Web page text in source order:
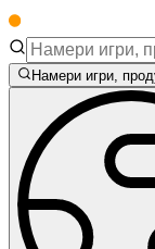
Намери игри,